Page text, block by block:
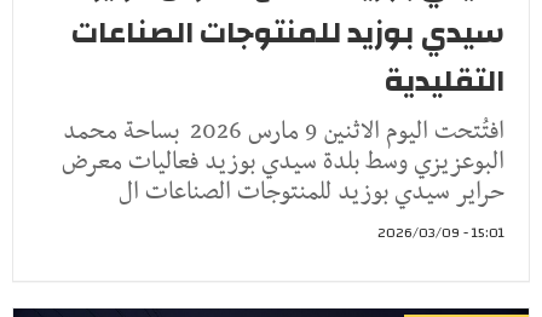
سيدي بوزيد للمنتوجات الصناعات
التقليدية
افتُتحت اليوم الاثنين 9 مارس 2026 بساحة محمد
البوعزيزي وسط بلدة سيدي بوزيد فعاليات معرض
حراير سيدي بوزيد للمنتوجات الصناعات ال
15:01 - 2026/03/09